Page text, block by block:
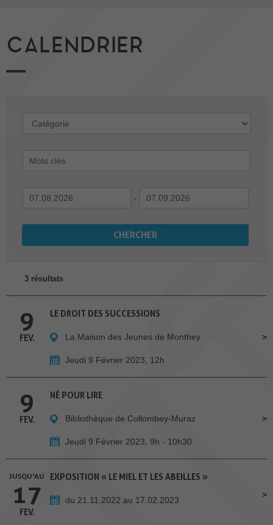
CALENDRIER
-
3 résultats
9
FEV.
LE DROIT DES SUCCESSIONS
La Maison des Jeunes de Monthey
Jeudi 9 Février 2023, 12h
9
FEV.
NÉ POUR LIRE
Bibliothèque de Collombey-Muraz
Jeudi 9 Février 2023, 9h - 10h30
JUSQU'AU
17
FEV.
EXPOSITION « LE MIEL ET LES ABEILLES »
du 21.11.2022 au 17.02.2023